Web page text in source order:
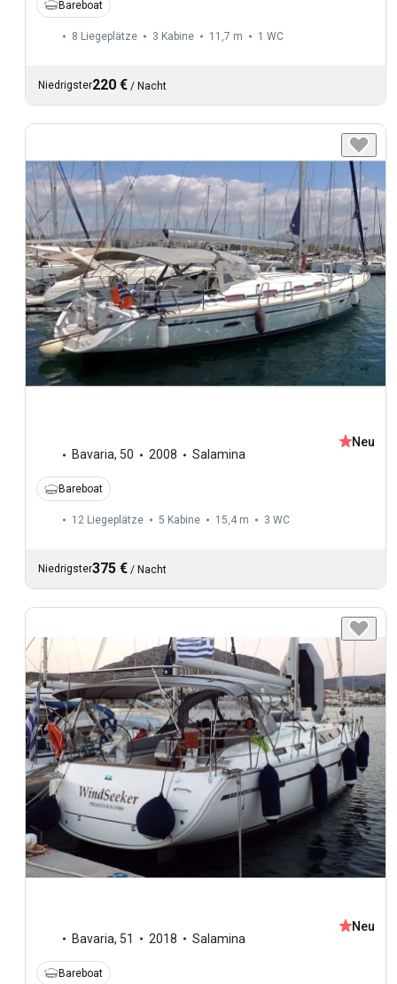
Bareboat
8 Liegeplätze 3 Kabine 11,7 m 1 WC
Niedrigster220 € / Nacht
Bavaria, 50 2008 Salamina
Neu
Bareboat
12 Liegeplätze 5 Kabine 15,4 m 3 WC
Niedrigster375 € / Nacht
Bavaria, 51 2018 Salamina
Neu
Bareboat